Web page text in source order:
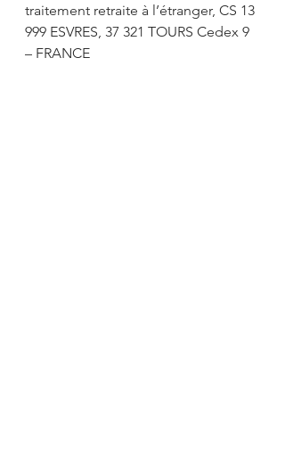
traitement retraite à l’étranger, CS 13
999 ESVRES, 37 321 TOURS Cedex 9
– FRANCE